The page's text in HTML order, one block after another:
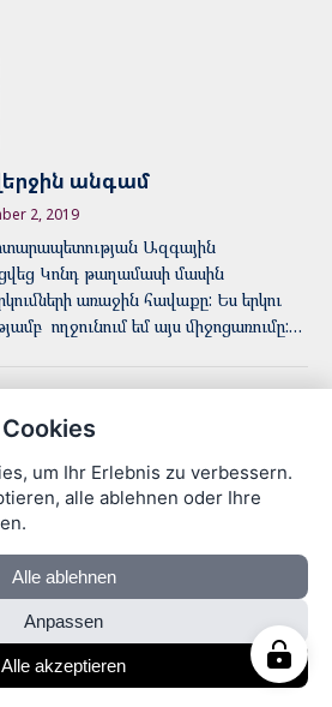
անգամ
2, 2019
Ազգային
Կոնդ թաղամասի մասին
առաջին հավաքը: Ես երկու
ողջունում եմ այս միջոցառումը:…
Երեւան · Areg Asatryan
um Ihr Erlebnis zu verbessern.
alle ablehnen oder Ihre
Alle ablehnen
Anpassen
Alle akzeptieren